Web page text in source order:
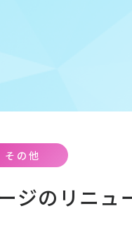
その他
ジのリニュ